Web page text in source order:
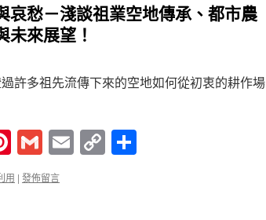
哀愁－淺談祖業空地傳承、都市農
來展望！
許多祖先流傳下來的空地如何從初衷的耕作場
Pinterest
GmailEmail
Copy
用 | 發佈留言